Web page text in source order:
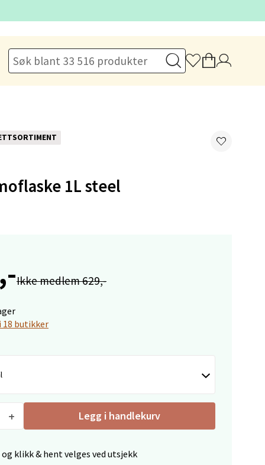
1L steel
Ikke medlem 629,-
18 butikker
Legg i handlekurv
klikk & hent velges ved utsjekk